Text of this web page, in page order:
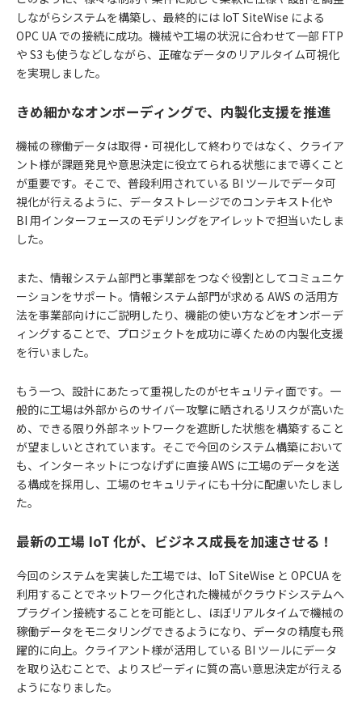
しながらシステムを構築し、最終的には IoT SiteWise による
OPC UA での接続に成功。機械や工場の状況に合わせて一部 FTP
や S3 も使うなどしながら、正確なデータのリアルタイム可視化
を実現しました。
きめ細かなオンボーディングで、内製化支援を推進
機械の稼働データは取得・可視化して終わりではなく、クライア
ント様が課題発見や意思決定に役立てられる状態にまで導くこと
が重要です。そこで、普段利用されている BI ツールでデータ可
視化が行えるように、データストレージでのコンテキスト化や
BI 用インターフェースのモデリングをアイレットで担当いたしま
した。
また、情報システム部門と事業部をつなぐ役割としてコミュニケ
ーションをサポート。情報システム部門が求める AWS の活用方
法を事業部向けにご説明したり、機能の使い方などをオンボーデ
ィングすることで、プロジェクトを成功に導くための内製化支援
を行いました。
もう一つ、設計にあたって重視したのがセキュリティ面です。一
般的に工場は外部からのサイバー攻撃に晒されるリスクが高いた
め、できる限り外部ネットワークを遮断した状態を構築すること
が望ましいとされています。そこで今回のシステム構築において
も、インターネットにつなげずに直接 AWS に工場のデータを送
る構成を採用し、工場のセキュリティにも十分に配慮いたしまし
た。
最新の工場 IoT 化が、ビジネス成長を加速させる！
今回のシステムを実装した工場では、IoT SiteWise と OPCUA を
利用することでネットワーク化された機械がクラウドシステムへ
プラグイン接続することを可能とし、ほぼリアルタイムで機械の
稼働データをモニタリングできるようになり、データの精度も飛
躍的に向上。クライアント様が活用している BI ツールにデータ
を取り込むことで、よりスピーディに質の高い意思決定が行える
ようになりました。